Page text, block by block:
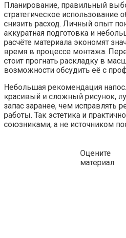
Планирование, правильный
стратегическое использование
снизить расход. Личный опыт
аккуратная подготовка и
расчёте материала экономят
время в процессе монтажа.
стоит прогнать раскладку в
возможности обсудить её с
Небольшая рекомендация
красивый и сложный рисунок,
запас заранее, чем исправлять
работы. Так эстетика и
союзниками, а не источником
Оцените
материал